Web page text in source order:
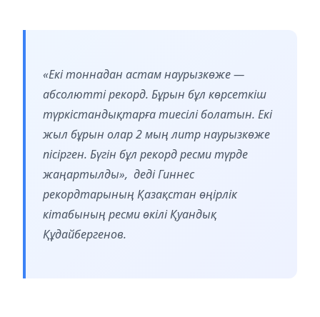
«Екі тоннадан астам наурызкөже —
абсолютті рекорд. Бұрын бұл көрсеткіш
түркістандықтарға тиесілі болатын. Екі
жыл бұрын олар 2 мың литр наурызкөже
пісірген. Бүгін бұл рекорд ресми түрде
жаңартылды», деді Гиннес
рекордтарының Қазақстан өңірлік
кітабының ресми өкілі Қуандық
Құдайбергенов.